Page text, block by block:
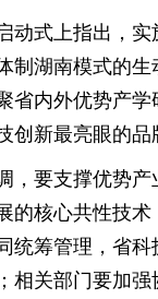
动式上指出，
制湖南模式的
省内外优势产
创新最亮眼的品
，要支撑优势
的核心共性技术
统筹管理，省
相关部门要加